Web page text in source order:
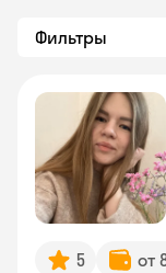
Фильтры
5 от